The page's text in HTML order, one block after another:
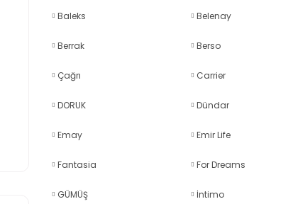
Baleks Belenay
Berrak Berso
Çağrı Carrier
DORUK Dündar
Emay Emir Life
Fantasia For Dreams
GÜMÜŞ İntimo